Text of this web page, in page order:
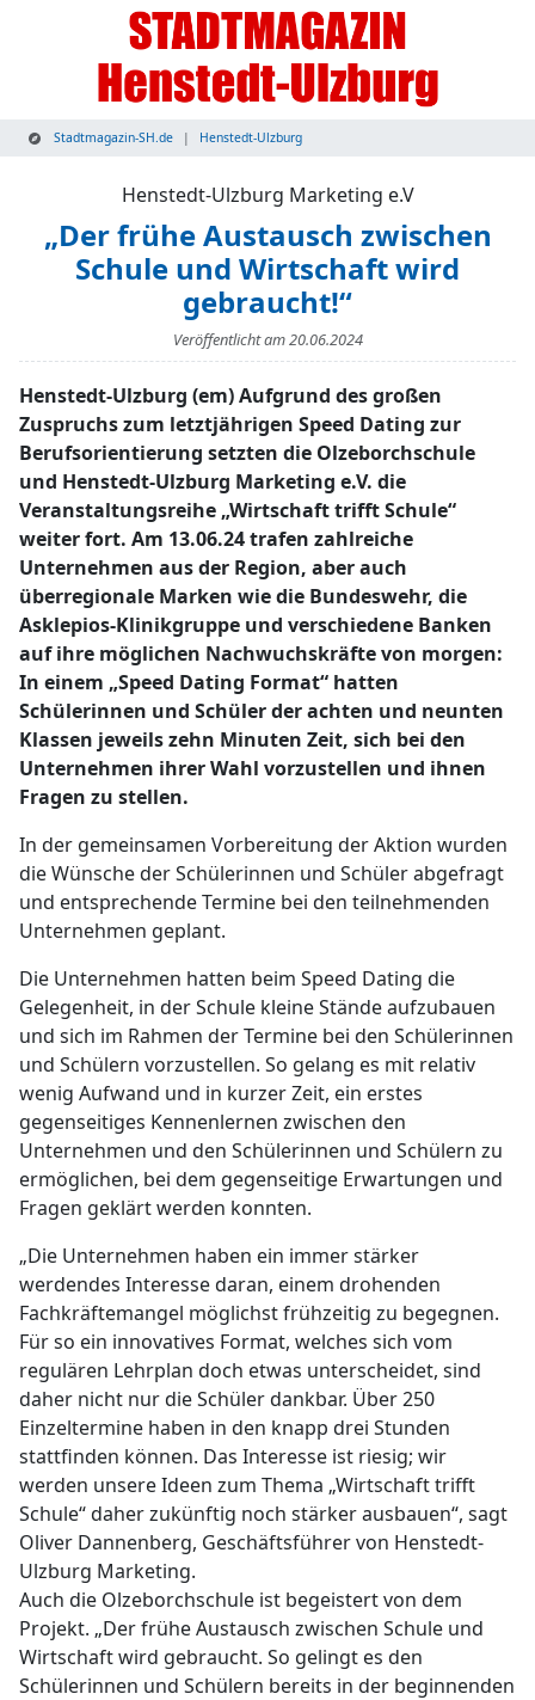
Stadtmagazin-SH.de Henstedt-Ulzburg
Henstedt-Ulzburg Marketing e.V
„Der frühe Austausch zwischen
Schule und Wirtschaft wird
gebraucht!“
Veröffentlicht am20.06.2024
Henstedt-Ulzburg (em) Aufgrund des großen
Zuspruchs zum letztjährigen Speed Dating zur
Berufsorientierung setzten die Olzeborchschule
und Henstedt-Ulzburg Marketing e.V. die
Veranstaltungsreihe „Wirtschaft trifft Schule“
weiter fort. Am 13.06.24 trafen zahlreiche
Unternehmen aus der Region, aber auch
überregionale Marken wie die Bundeswehr, die
Asklepios-Klinikgruppe und verschiedene Banken
auf ihre möglichen Nachwuchskräfte von morgen:
In einem „Speed Dating Format“ hatten
Schülerinnen und Schüler der achten und neunten
Klassen jeweils zehn Minuten Zeit, sich bei den
Unternehmen ihrer Wahl vorzustellen und ihnen
Fragen zu stellen.
In der gemeinsamen Vorbereitung der Aktion wurden
die Wünsche der Schülerinnen und Schüler abgefragt
und entsprechende Termine bei den teilnehmenden
Unternehmen geplant.
Die Unternehmen hatten beim Speed Dating die
Gelegenheit, in der Schule kleine Stände aufzubauen
und sich im Rahmen der Termine bei den Schülerinnen
und Schülern vorzustellen. So gelang es mit relativ
wenig Aufwand und in kurzer Zeit, ein erstes
gegenseitiges Kennenlernen zwischen den
Unternehmen und den Schülerinnen und Schülern zu
ermöglichen, bei dem gegenseitige Erwartungen und
Fragen geklärt werden konnten.
„Die Unternehmen haben ein immer stärker
werdendes Interesse daran, einem drohenden
Fachkräftemangel möglichst frühzeitig zu begegnen.
Für so ein innovatives Format, welches sich vom
regulären Lehrplan doch etwas unterscheidet, sind
daher nicht nur die Schüler dankbar. Über 250
Einzeltermine haben in den knapp drei Stunden
stattfinden können. Das Interesse ist riesig; wir
werden unsere Ideen zum Thema „Wirtschaft trifft
Schule“ daher zukünftig noch stärker ausbauen“, sagt
Oliver Dannenberg, Geschäftsführer von Henstedt-
Ulzburg Marketing.
Auch die Olzeborchschule ist begeistert von dem
Projekt. „Der frühe Austausch zwischen Schule und
Wirtschaft wird gebraucht. So gelingt es den
Schülerinnen und Schülern bereits in der beginnenden